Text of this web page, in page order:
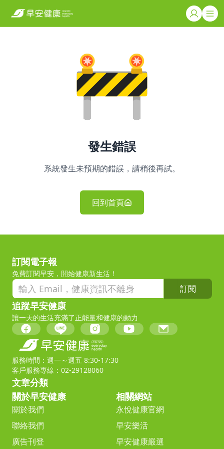
發生錯誤
系統發生未預期的錯誤，請稍後再試。
回到首頁
訂閱電子報
免費訂閱早安，開始健康新生活！
訂閱
追蹤早安健康
讓一天的生活充滿了正能量和健康的動力
服務時間：週一～週五 8:30-17:30
客戶服務專線：02-29128060
文章分類
關於早安健康
關於我們
聯絡我們
廣告刊登
相關網站
永悅健康官網
早安樂活
早安健康嚴選